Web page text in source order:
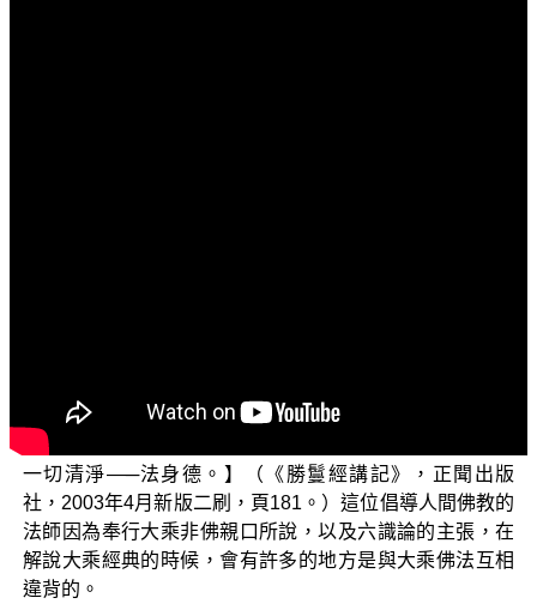
惡」即一切解脫；「得一切功德」，即一切功德（般
若）；「法王、法主而得自在，證一切法自在之地」，即
一切清淨—─法身德。】（《勝鬘經講記》，正聞出版
社，2003年4月新版二刷，頁181。）這位倡導人間佛教的
法師因為奉行大乘非佛親口所說，以及六識論的主張，在
解說大乘經典的時候，會有許多的地方是與大乘佛法互相
違背的。